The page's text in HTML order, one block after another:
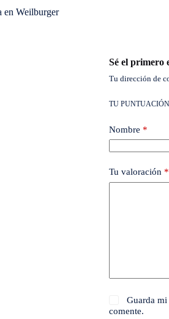
en Weilburger
Sé el
Tu dirección de
TU PUNTUACIÓN
Nombre *
Tu valoración *
Guarda
comente.